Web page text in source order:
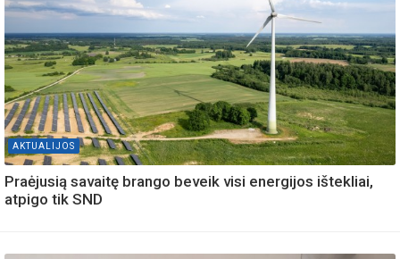
AKTUALIJOS
Praėjusią savaitę brango beveik visi energijos ištekliai,
atpigo tik SND